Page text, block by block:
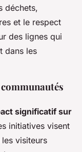
déchets,
et le respect
des lignes qui
dans les
significatif sur
initiatives visent
visiteurs